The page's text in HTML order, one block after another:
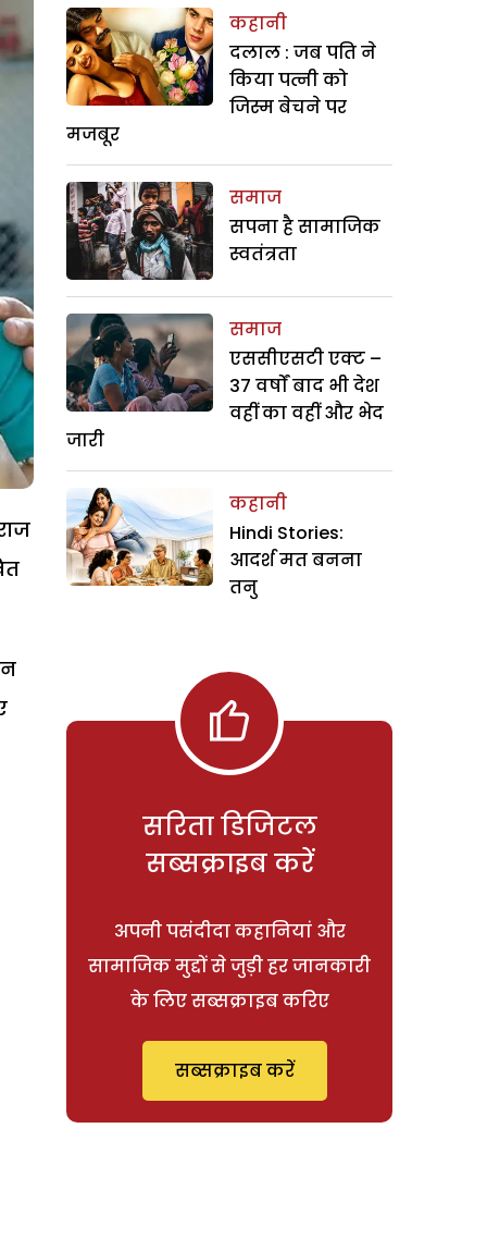
कहानी
दलाल : जब पति ने
किया पत्नी को
जिस्म बेचने पर
मजबूर
समाज
सपना है सामाजिक
स्वतंत्रता
समाज
एससीएसटी एक्ट –
37 वर्षों बाद भी देश
वहीं का वहीं और भेद
जारी
कहानी
Hindi Stories:
आदर्श मत बनना
तनु
सरिता डिजिटल
सब्सक्राइब करें
अपनी पसंदीदा कहानियां और
सामाजिक मुद्दों से जुड़ी हर जानकारी
के लिए सब्सक्राइब करिए
सब्सक्राइब करें